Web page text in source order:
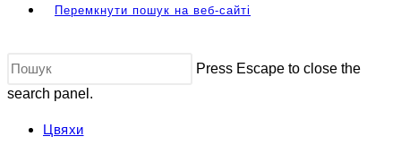
Перемкнути пошук на веб-сайті
Press Escape to close the
search panel.
Цвяхи